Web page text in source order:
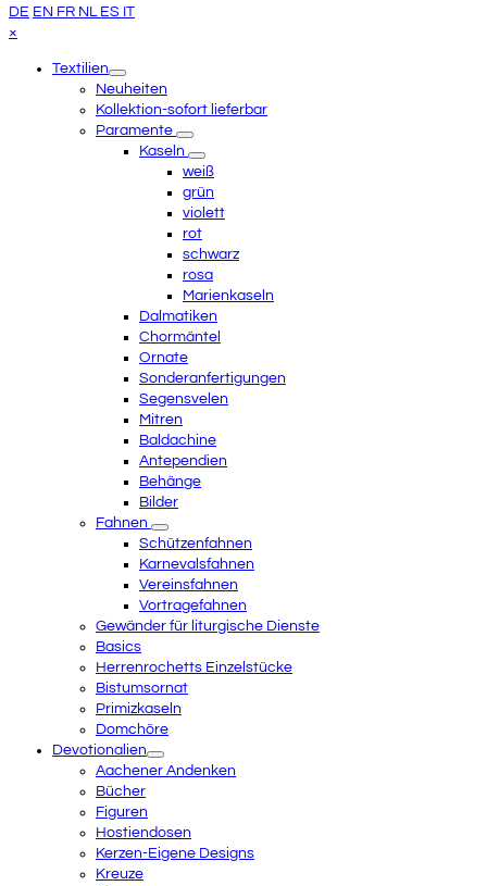
Anfang
scrollen
DE EN FR NL ES IT
×
menuTextilien
Neuheiten
Kollektion-sofort lieferbar
Paramente
Kaseln
weiß
grün
violett
rot
schwarz
rosa
Marienkaseln
Dalmatiken
Chormäntel
Ornate
Sonderanfertigungen
Segensvelen
Mitren
Baldachine
Antependien
Behänge
Bilder
Fahnen
Schützenfahnen
Karnevalsfahnen
Vereinsfahnen
Vortragefahnen
Gewänder für liturgische Dienste
Basics
Herrenrochetts Einzelstücke
Bistumsornat
Primizkaseln
Domchöre
Devotionalien
Aachener Andenken
Bücher
Figuren
Hostiendosen
Kerzen-Eigene Designs
Kreuze